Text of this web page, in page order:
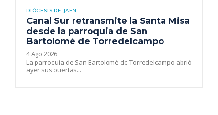
DIÓCESIS DE JAÉN
Canal Sur retransmite la Santa Misa
desde la parroquia de San
Bartolomé de Torredelcampo
4 Ago 2026
La parroquia de San Bartolomé de Torredelcampo abrió
ayer sus puertas...